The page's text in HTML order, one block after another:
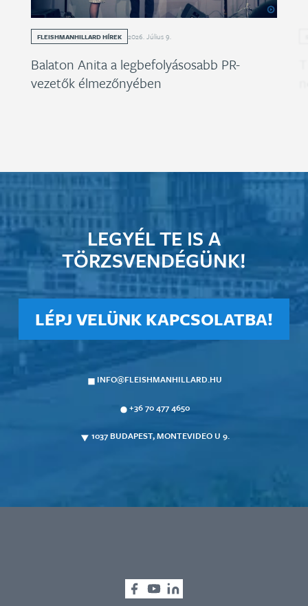
FLEISHMANHILLARD HÍREK 2026. Július9.
Balaton Anita a legbefolyásosabb PR-
vezetők élmezőnyében
LEGYÉL TE IS A
TÖRZSVENDÉGÜNK!
LÉPJ VELÜNK KAPCSOLATBA!
INFO@FLEISHMANHILLARD.HU
+36 70 477 4650
1037 BUDAPEST, MONTEVIDEO U 9.